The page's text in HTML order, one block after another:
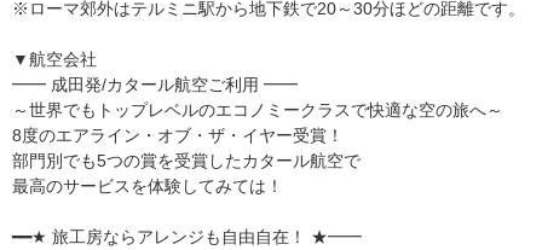
※ローマ郊外はテルミニ駅から地下鉄で20～30分ほどの距離です。
▼航空会社
━━ 成田発/カタール航空ご利用 ━━
～世界でもトップレベルのエコノミークラスで快適な空の旅へ～
8度のエアライン・オブ・ザ・イヤー受賞！
部門別でも5つの賞を受賞したカタール航空で
最高のサービスを体験してみては！
━━★ 旅工房ならアレンジも自由自在！ ★━━